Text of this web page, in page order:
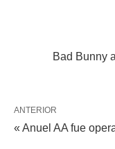
Bad Bunny
ANTERIOR
« Anuel AA fue